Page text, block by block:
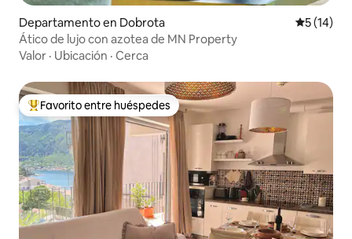
Departamento en Dobrota
5 (14)
Ático de lujo con azotea de MN Property
Valor · Ubicación · Cerca
De los mejores en Favorito entre huéspedes
Favorito entre huéspedes